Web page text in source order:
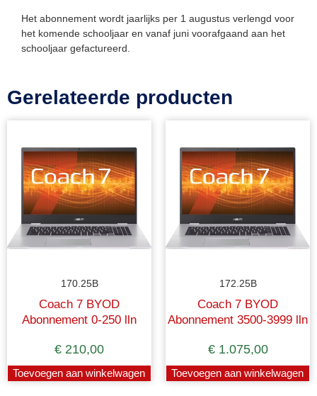
Het abonnement wordt jaarlijks per 1 augustus verlengd voor
het komende schooljaar en vanaf juni voorafgaand aan het
schooljaar gefactureerd.
Gerelateerde producten
170.25B
Coach 7 BYOD
Abonnement 0-250 lln
€ 210,00
Toevoegen aan winkelwagen
172.25B
Coach 7 BYOD
Abonnement 3500-3999 lln
€1.075,00
Toevoegen aan winkelwagen